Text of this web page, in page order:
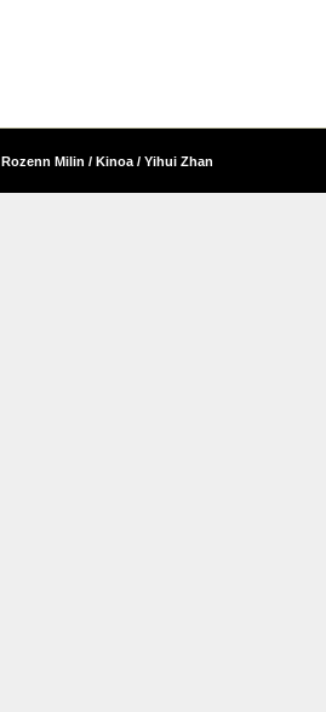
Milin / Kinoa / Yihui Zhan